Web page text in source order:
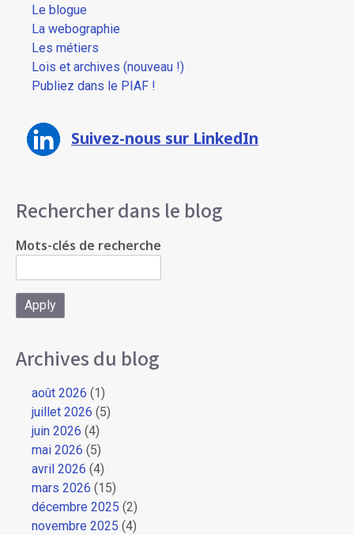
Le blogue
La webographie
Les métiers
Lois et archives (nouveau !)
Publiez dans le PIAF !
Suivez-nous sur LinkedIn
Rechercher dans le blog
Mots-clés de recherche
Archives du blog
août 2026 (1)
juillet 2026 (5)
juin 2026 (4)
mai 2026 (5)
avril 2026 (4)
mars 2026 (15)
décembre 2025 (2)
novembre 2025 (4)